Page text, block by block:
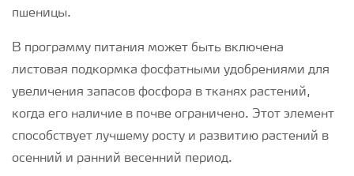
пшеницы.
В программу питания может быть включена
листовая подкормка фосфатными удобрениями для
увеличения запасов фосфора в тканях растений,
когда его наличие в почве ограничено. Этот элемент
способствует лучшему росту и развитию растений в
осенний и ранний весенний период.